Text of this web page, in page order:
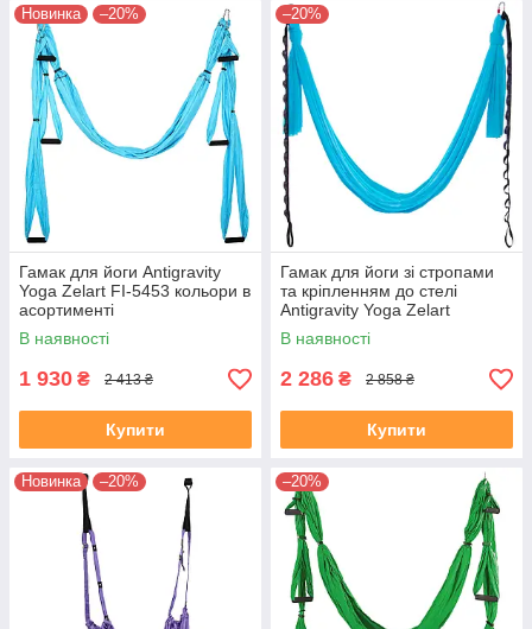
Новинка –20%
Гамак для йоги Antigravity
Yoga Zelart FI-5453 кольори в
асортименті
В наявності
1 930 ₴ 2 413 ₴
Купити
–20%
Гамак для йоги зі стропами
та кріпленням до стелі
Antigravity Yoga Zelart
DH6026 кольори в
асортименті
В наявності
2 286 ₴ 2 858 ₴
Купити
Новинка –20% –20%